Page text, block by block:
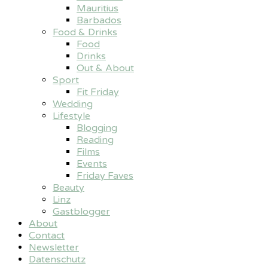
Mauritius
Barbados
Food & Drinks
Food
Drinks
Out & About
Sport
Fit Friday
Wedding
Lifestyle
Blogging
Reading
Films
Events
Friday Faves
Beauty
Linz
Gastblogger
About
Contact
Newsletter
Datenschutz